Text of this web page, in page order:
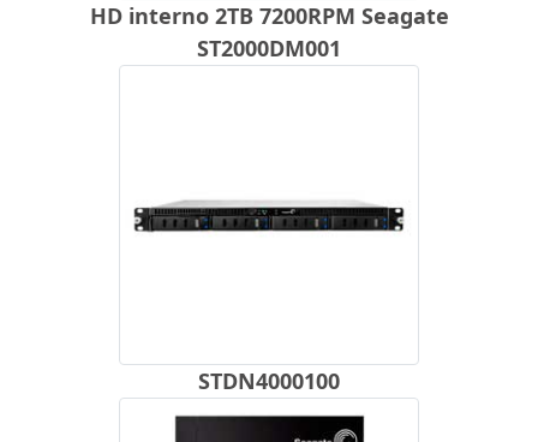
HD interno 2TB 7200RPM Seagate
ST2000DM001
STDN4000100